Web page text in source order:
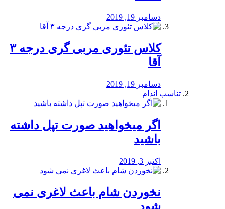
دسامبر 19, 2019
کلاس تئوری مربی گری درجه ۳
آقا
دسامبر 19, 2019
تناسب اندام
اگر میخواهید صورت تپل داشته
باشید
اکتبر 3, 2019
نخوردن شام باعث لاغری نمی
‌شود